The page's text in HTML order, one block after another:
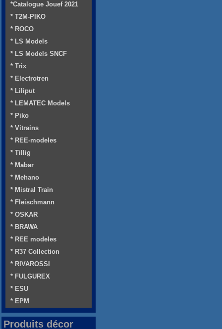
*Catalogue Jouef 2021
* T2M-PIKO
* ROCO
* LS Models
* LS Models SNCF
* Trix
* Electrotren
* Liliput
* LEMATEC Models
* Piko
* Vitrains
* REE-modeles
* Tillig
* Mabar
* Mehano
* Mistral Train
* Fleischmann
* OSKAR
* BRAWA
* REE modeles
* R37 Collection
* RIVAROSSI
* FULGUREX
* ESU
* EPM
Produits décor